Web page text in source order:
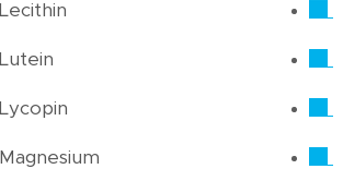
Lecithin
Lutein
Lycopin
Magnesium